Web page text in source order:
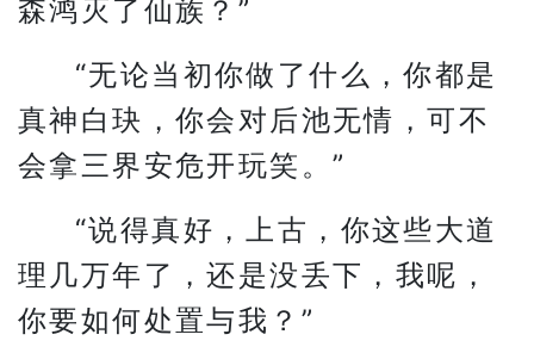
森鸿灭了仙族？”
“无论当初你做了什么，你都是
真神白玦，你会对后池无情，可不
会拿三界安危开玩笑。”
“说得真好，上古，你这些大道
理几万年了，还是没丢下，我呢，
你要如何处置与我？”